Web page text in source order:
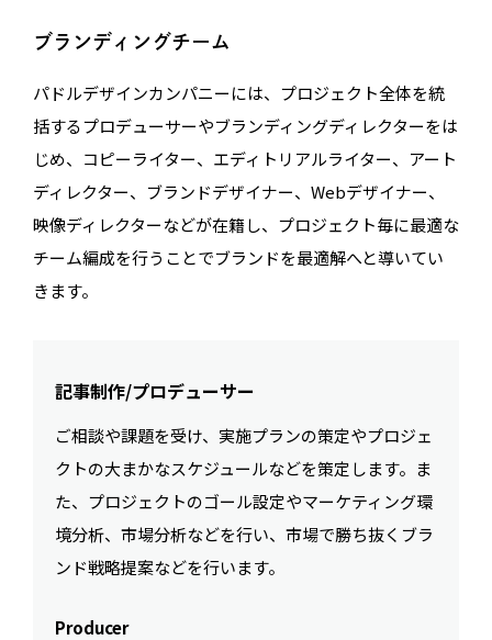
ブランディングチーム
パドルデザインカンパニーには、プロジェクト全体を統
括するプロデューサーやブランディングディレクターをは
じめ、コピーライター、エディトリアルライター、アート
ディレクター、ブランドデザイナー、Webデザイナー、
映像ディレクターなどが在籍し、プロジェクト毎に最適な
チーム編成を行うことでブランドを最適解へと導いてい
きます。
記事制作/プロデューサー
ご相談や課題を受け、実施プランの策定やプロジェ
クトの大まかなスケジュールなどを策定します。ま
た、プロジェクトのゴール設定やマーケティング環
境分析、市場分析などを行い、市場で勝ち抜くブラ
ンド戦略提案などを行います。
Producer